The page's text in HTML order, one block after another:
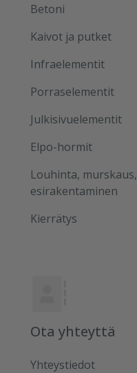
Betoni
Kaivot ja putket
Infraelementit
Porraselementit
Julkisivuelementit
Elpo-hormit
Louhinta, murskaus,
esirakentaminen
Kierrätys
Ota yhteyttä
Yhteystiedot